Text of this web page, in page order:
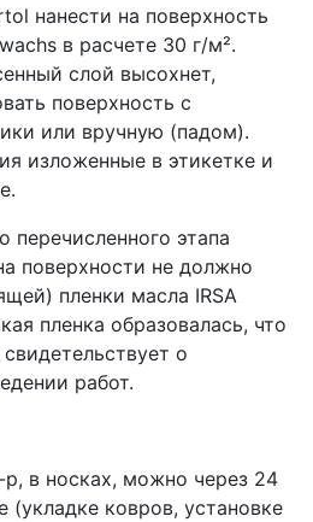
нанести на поверхность
в расчете 30 г/м².
слой высохнет,
поверхность с
или вручную (падом).
изложенные в этикетке и
перечисленного этапа
поверхности не должно
пленки масла IRSA
пленка образовалась, что
о
работ.
в носках, можно через 24
(укладке ковров, установке